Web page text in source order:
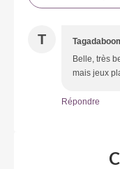
T
Belle, très
mais jeux
Répondre